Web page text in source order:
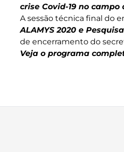
crise Covid-19 no
A sessão técnica final do
ALAMYS 2020 e
de encerramento do
Veja o programa